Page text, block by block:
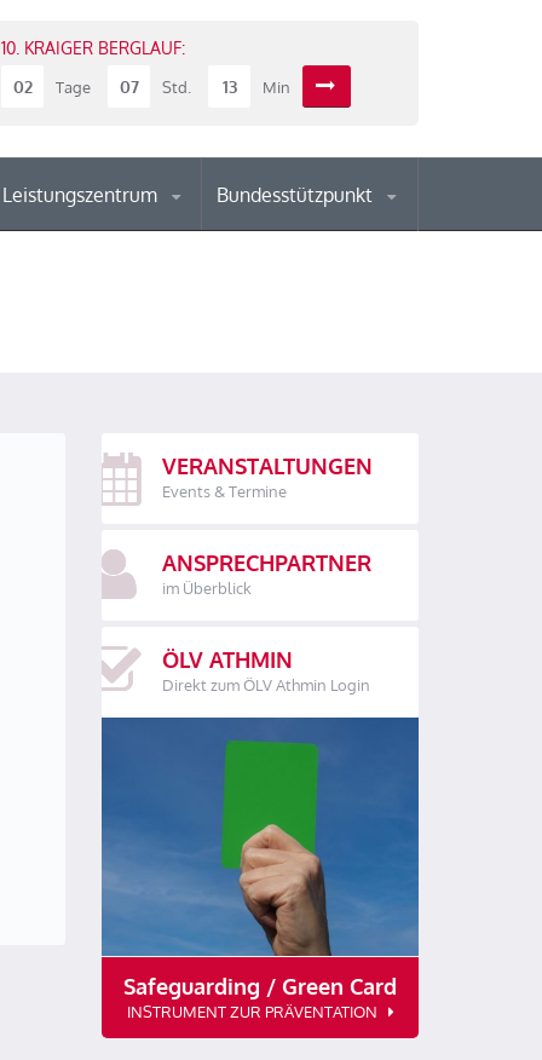
10. KRAIGER BERGLAUF:
02
Tage 07 Std. 13 Min
Leistungszentrum Bundesstützpunkt
VERANSTALTUNGEN
Events & Termine
ANSPRECHPARTNER
im Überblick
ÖLV ATHMIN
Direkt zum ÖLV Athmin Login
Safeguarding / Green Card
INSTRUMENT ZUR PRÄVENTATION